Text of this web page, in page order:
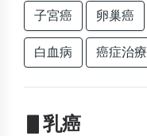
子宮癌 卵巢癌
白血病 癌症治療
▋乳癌